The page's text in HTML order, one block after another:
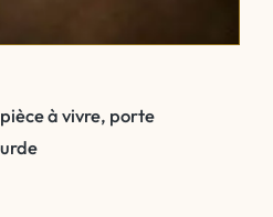
à vivre, porte